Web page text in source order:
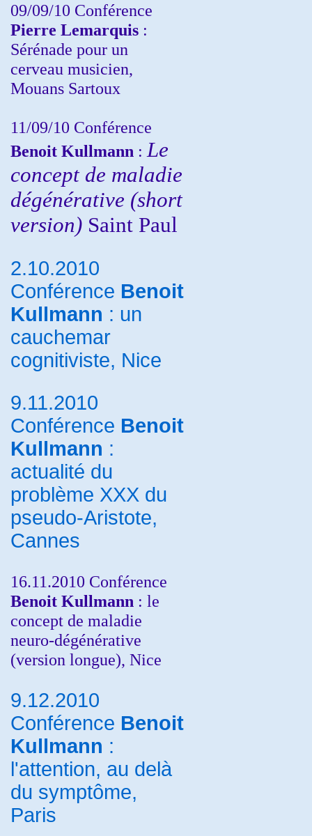
09/09/10 Conférence
Pierre Lemarquis :
Sérénade pour un
cerveau musicien,
Mouans Sartoux
11/09/10 Conférence
Benoit Kullmann : Le
concept de maladie
dégénérative (short
version) Saint Paul
2.10.2010
Conférence Benoit
Kullmann : un
cauchemar
cognitiviste, Nice
9.11.2010
Conférence Benoit
Kullmann :
actualité du
problème XXX du
pseudo-Aristote,
Cannes
16.11.2010 Conférence
Benoit Kullmann : le
concept de maladie
neuro-dégénérative
(version longue), Nice
9.12.2010
Conférence Benoit
Kullmann :
l'attention, au delà
du symptôme,
Paris